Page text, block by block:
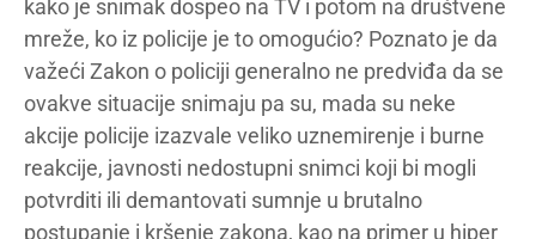
kako je snimak dospeo na TV i potom na društvene
mreže, ko iz policije je to omogućio? Poznato je da
važeći Zakon o policiji generalno ne predviđa da se
ovakve situacije snimaju pa su, mada su neke
akcije policije izazvale veliko uznemirenje i burne
reakcije, javnosti nedostupni snimci koji bi mogli
potvrditi ili demantovati sumnje u brutalno
postupanje i kršenje zakona, kao na primer u hiper